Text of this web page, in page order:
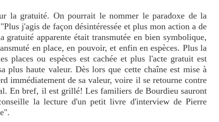
la gratuité. On pourrait le nommer le paradoxe de la
j'agis de façon désintéressée et plus mon action a de
apparente était transmutée en bien symbolique,
en place, en pouvoir, et enfin en espèces. Plus la
places ou espèces est cachée et plus l'acte gratuit est
haute valeur. Dès lors que cette chaîne est mise à
immédiatement de sa valeur, voire il se retourne contre
En bref, il est grillé! Les familiers de Bourdieu sauront
la lecture d'un petit livre d'interview de Pierre